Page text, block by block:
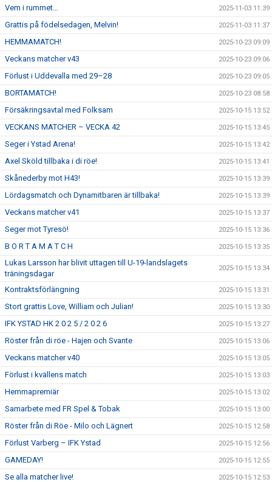
Vem i rummet… 2025-11-03 11:39
Grattis på födelsedagen, Melvin! 2025-11-03 11:37
HEMMAMATCH! 2025-10-23 09:09
Veckans matcher v43 2025-10-23 09:06
Förlust i Uddevalla med 29–28 2025-10-23 09:05
BORTAMATCH! 2025-10-23 08:58
Försäkringsavtal med Folksam 2025-10-15 13:52
VECKANS MATCHER – VECKA 42 2025-10-15 13:45
Seger i Ystad Arena! 2025-10-15 13:42
Axel Sköld tillbaka i di röe! 2025-10-15 13:41
Skånederby mot H43! 2025-10-15 13:39
Lördagsmatch och Dynamitbaren är tillbaka! 2025-10-15 13:39
Veckans matcher v41 2025-10-15 13:37
Seger mot Tyresö! 2025-10-15 13:36
B O R T A M A T C H 2025-10-15 13:35
Lukas Larsson har blivit uttagen till U-19-landslagets
träningsdagar
2025-10-15 13:34
Kontraktsförlängning 2025-10-15 13:31
Stort grattis Love, William och Julian! 2025-10-15 13:30
IFK YSTAD HK 2 0 2 5 / 2 0 2 6 2025-10-15 13:27
Röster från di röe - Hajen och Svante 2025-10-15 13:06
Veckans matcher v40 2025-10-15 13:05
Förlust i kvällens match 2025-10-15 13:03
Hemmapremiär 2025-10-15 13:02
Samarbete med FR Spel & Tobak 2025-10-15 13:00
Röster från di Röe - Milo och Lägnert 2025-10-15 12:58
Förlust Varberg – IFK Ystad 2025-10-15 12:56
GAMEDAY! 2025-10-15 12:55
Se alla matcher live! 2025-10-15 12:53